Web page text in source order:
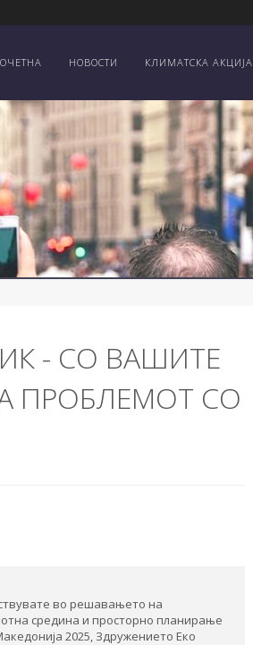
НОВОСТИ КЛИМАТСКА АКЦИЈА
- СО ВАШИТЕ
ПРОБЛЕМОТ СО
во решавањето на
средина и просторно планирање
2025, Здружението Еко